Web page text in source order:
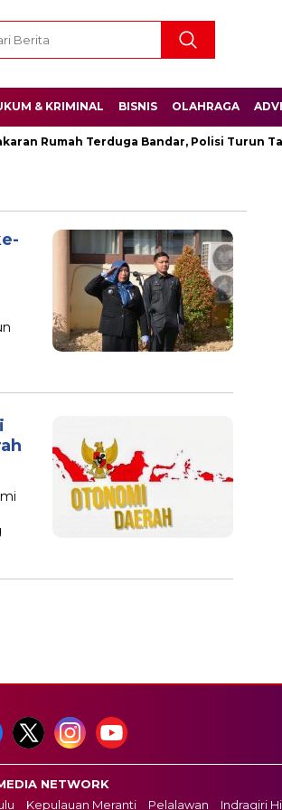
& KRIMINAL BISNIS OLAHRAGA
Rumah Terduga Bandar, Polisi Turun
NETWORK
Kepulauan Meranti Pelalawan Indragiri